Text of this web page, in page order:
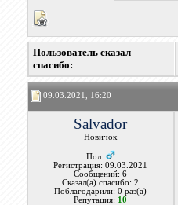
Пользователь сказал
cпасибо:
09.03.2021, 16:20
Salvador
Новичок
Пол:
Регистрация: 09.03.2021
Сообщений: 6
Сказал(а) спасибо: 2
Поблагодарили: 0 раз(а)
Репутация: 10